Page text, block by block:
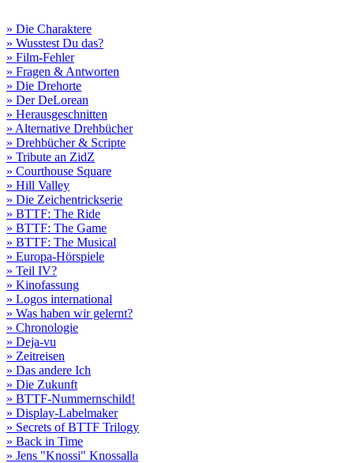
» Die Charaktere
» Wusstest Du das?
» Film-Fehler
» Fragen & Antworten
» Die Drehorte
» Der DeLorean
» Herausgeschnitten
» Alternative Drehbücher
» Drehbücher & Scripte
» Tribute an ZidZ
» Courthouse Square
» Hill Valley
» Die Zeichentrickserie
» BTTF: The Ride
» BTTF: The Game
» BTTF: The Musical
» Europa-Hörspiele
» Teil IV?
» Kinofassung
» Logos international
» Was haben wir gelernt?
» Chronologie
» Deja-vu
» Zeitreisen
» Das andere Ich
» Die Zukunft
» BTTF-Nummernschild!
» Display-Labelmaker
» Secrets of BTTF Trilogy
» Back in Time
» Jens "Knossi" Knossalla